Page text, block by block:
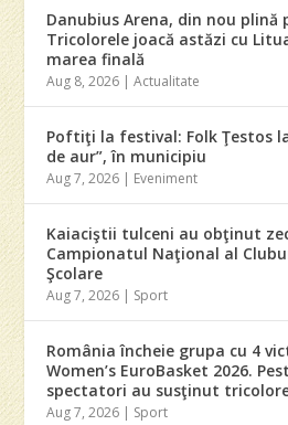
Danubius Arena, din nou plină
Tricolorele joacă astăzi cu
marea finală
Aug 8, 2026 |Actualitate
Poftiţi la festival: Folk Ţestos
de aur”, în municipiu
Aug 7, 2026 | Eveniment
Kaiaciştii tulceni au obţinut
Campionatul Naţional al
Şcolare
Aug 7, 2026 | Sport
România încheie grupa cu 4
Women’s EuroBasket 2026.
spectatori au susţinut
Aug 7, 2026 | Sport